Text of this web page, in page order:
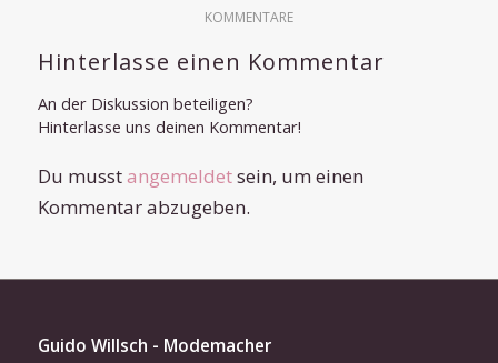
KOMMENTARE
Hinterlasse einen Kommentar
An der Diskussion beteiligen?
Hinterlasse uns deinen Kommentar!
Du musstangemeldetsein, um einen
Kommentar abzugeben.
Guido Willsch - Modemacher